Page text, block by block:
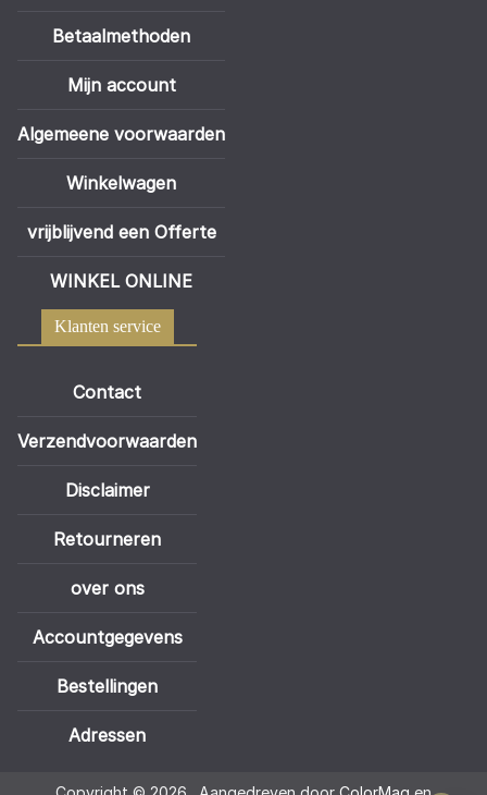
Betaalmethoden
Mijn account
Algemeene voorwaarden
Winkelwagen
vrijblijvend een Offerte
WINKEL ONLINE
Klanten service
Contact
Verzendvoorwaarden
Disclaimer
Retourneren
over ons
Accountgegevens
Bestellingen
Adressen